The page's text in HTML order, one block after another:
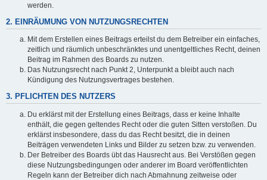
werden.
2. EINRÄUMUNG VON NUTZUNGSRECHTEN
Mit dem Erstellen eines Beitrags erteilst du dem Betreiber ein einfaches,
zeitlich und räumlich unbeschränktes und unentgeltliches Recht, deinen
Beitrag im Rahmen des Boards zu nutzen.
Das Nutzungsrecht nach Punkt 2, Unterpunkt a bleibt auch nach
Kündigung des Nutzungsvertrages bestehen.
3. PFLICHTEN DES NUTZERS
Du erklärst mit der Erstellung eines Beitrags, dass er keine Inhalte
enthält, die gegen geltendes Recht oder die guten Sitten verstoßen. Du
erklärst insbesondere, dass du das Recht besitzt, die in deinen
Beiträgen verwendeten Links und Bilder zu setzen bzw. zu verwenden.
Der Betreiber des Boards übt das Hausrecht aus. Bei Verstößen gegen
diese Nutzungsbedingungen oder anderer im Board veröffentlichten
Regeln kann der Betreiber dich nach Abmahnung zeitweise oder